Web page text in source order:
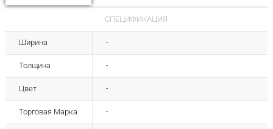
СПЕЦИФИКАЦИЯ
Ширина -
Толщина -
Цвет -
Торговая Марка -